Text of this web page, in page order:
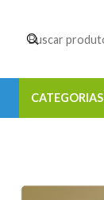
CATEGORIAS